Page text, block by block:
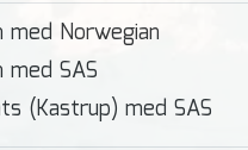
Norwegian
SAS
(Kastrup) med SAS